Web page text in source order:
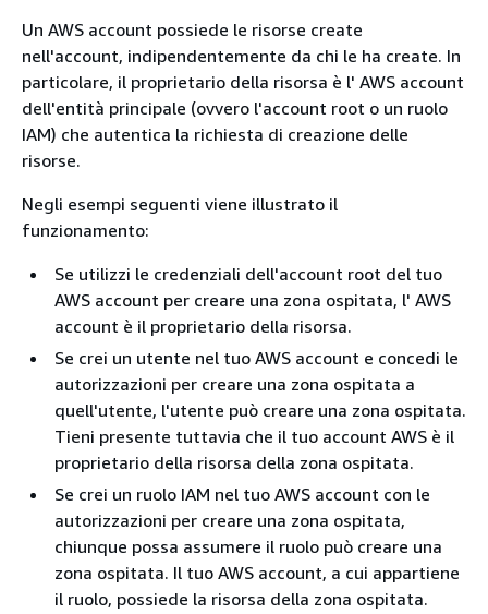
Un AWS account possiede le risorse create
nell'account, indipendentemente da chi le ha create. In
particolare, il proprietario della risorsa è l' AWS account
dell'entità principale (ovvero l'account root o un ruolo
IAM) che autentica la richiesta di creazione delle
risorse.
Negli esempi seguenti viene illustrato il
funzionamento:
Se utilizzi le credenziali dell'account root del tuo
AWS account per creare una zona ospitata, l' AWS
account è il proprietario della risorsa.
Se crei un utente nel tuo AWS account e concedi le
autorizzazioni per creare una zona ospitata a
quell'utente, l'utente può creare una zona ospitata.
Tieni presente tuttavia che il tuo account AWS è il
proprietario della risorsa della zona ospitata.
Se crei un ruolo IAM nel tuo AWS account con le
autorizzazioni per creare una zona ospitata,
chiunque possa assumere il ruolo può creare una
zona ospitata. Il tuo AWS account, a cui appartiene
il ruolo, possiede la risorsa della zona ospitata.